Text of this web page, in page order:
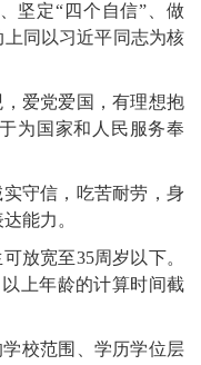
坚定“四个自信”、做
同以习近平同志为核
爱党爱国，有理想抱
为国家和人民服务奉
守信，吃苦耐劳，身
能力。
放宽至35周岁以下。
上年龄的计算时间截
校范围、学历学位层